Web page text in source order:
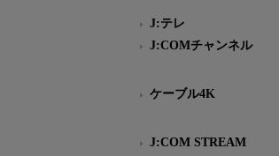
J:テレ
J:COMチャンネル
ケーブル4K
J:COM STREAM